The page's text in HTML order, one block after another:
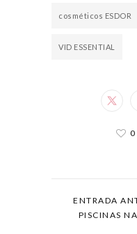
cosméticos ESDOR
VID ESSENTIAL
0
ENTRADA
PISCINAS